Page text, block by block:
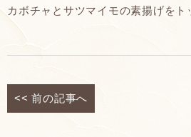
カボチャとサツマイモの素揚げをト
<<前の記事へ